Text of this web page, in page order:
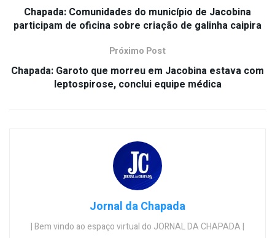
Chapada: Comunidades do município de Jacobina
participam de oficina sobre criação de galinha caipira
Próximo Post
Chapada: Garoto que morreu em Jacobina estava com
leptospirose, conclui equipe médica
Jornal da Chapada
| Bem vindo ao espaço virtual do JORNAL DA CHAPADA |